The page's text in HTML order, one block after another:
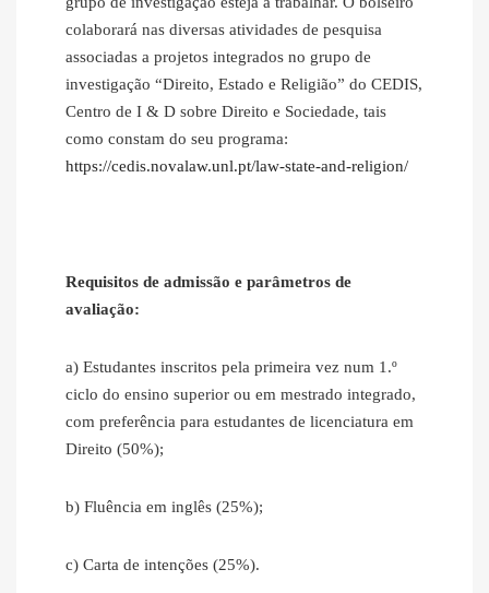
colaborará nas diversas atividades de pesquisa
associadas a projetos integrados no grupo de
investigação “Direito, Estado e Religião” do CEDIS,
Centro de I & D sobre Direito e Sociedade, tais
como constam do seu programa:
https://cedis.novalaw.unl.pt/law-state-and-religion/
Requisitos de admissão e parâmetros de
avaliação:
a) Estudantes inscritos pela primeira vez num 1.º
ciclo do ensino superior ou em mestrado integrado,
com preferência para estudantes de licenciatura em
Direito (50%);
b) Fluência em inglês (25%);
c) Carta de intenções (25%).